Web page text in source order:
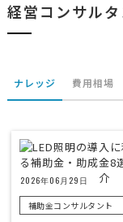
経営コンサル
ナレッジ 費用相場
2026年06月29日
補助金コンサルタント